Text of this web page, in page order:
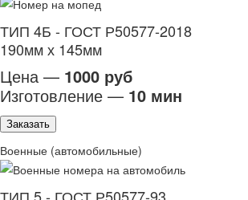
ТИП 4Б - ГОСТ Р50577-2018
190мм х 145мм
Цена — 1000 руб
Изготовление — 10 мин
Заказать
Военные (автомобильные)